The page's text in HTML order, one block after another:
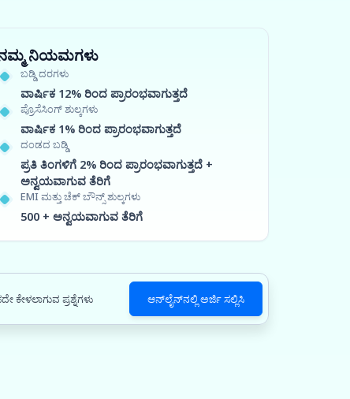
ನಿಯಮಗಳು
ಬಡ್ಡಿ ದರಗಳು
ವಾರ್ಷಿಕ 12% ರಿಂದ ಪ್ರಾರಂಭವಾಗುತ್ತದೆ
ಪ್ರೊಸೆಸಿಂಗ್ ಶುಲ್ಕಗಳು
ವಾರ್ಷಿಕ 1% ರಿಂದ ಪ್ರಾರಂಭವಾಗುತ್ತದೆ
ದಂಡದ ಬಡ್ಡಿ
ಪ್ರತಿ ತಿಂಗಳಿಗೆ 2% ರಿಂದ ಪ್ರಾರಂಭವಾಗುತ್ತದೆ +
ಅನ್ವಯವಾಗುವ ತೆರಿಗೆ
EMI ಮತ್ತು ಚೆಕ್ ಬೌನ್ಸ್ ಶುಲ್ಕಗಳು
500 + ಅನ್ವಯವಾಗುವ ತೆರಿಗೆ
ಕೇಳಲಾಗುವ ಪ್ರಶ್ನೆಗಳು ಆನ್‌ಲೈನ್‌ನಲ್ಲಿ ಅರ್ಜಿ ಸಲ್ಲಿಸಿ